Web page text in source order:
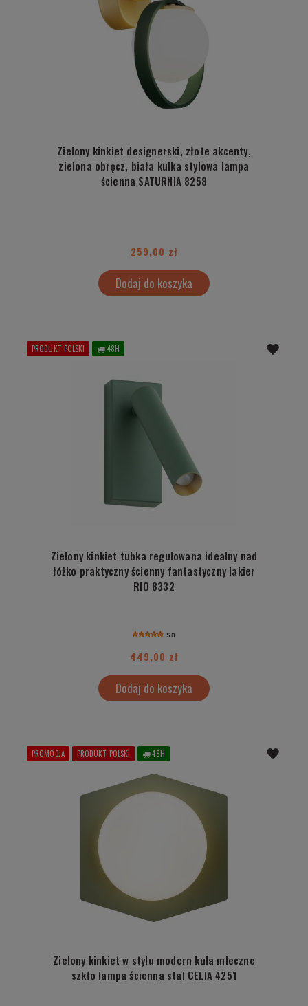
Zielony kinkiet designerski, złote akcenty,
zielona obręcz, biała kulka stylowa lampa
ścienna SATURNIA 8258
259,00 zł
Dodaj do koszyka
Zielony kinkiet tubka regulowana idealny nad
łóżko praktyczny ścienny fantastyczny lakier
RIO 8332
5.0
449,00 zł
Dodaj do koszyka
PRODUKT POLSKI 48H
Zielony kinkiet w stylu modern kula mleczne
szkło lampa ścienna stal CELIA 4251
PROMOCJA PRODUKT POLSKI 48H